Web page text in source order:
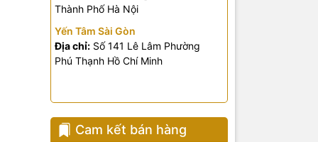
Thành Phố Hà Nội
Yến Tâm Sài Gòn
Địa chỉ:Số 141 Lê Lâm Phường
Phú Thạnh Hồ Chí Minh
Cam kết bán hàng